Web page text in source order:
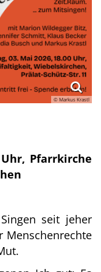
© Markus Krastl
Pfarrkirche
seit jeher
Menschenrechte